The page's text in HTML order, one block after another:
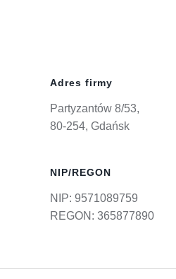
Adres firmy
Partyzantów 8/53,
80-254, Gdańsk
NIP/REGON
NIP: 9571089759
REGON: 365877890